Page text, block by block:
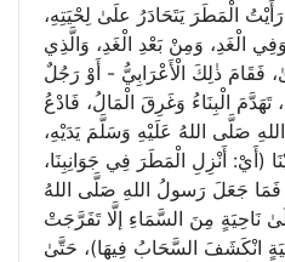
الْمَطَرَ يَتَحَادَرُ علَىٰ لِحْيَتِهِ،
الْغَدِ، وَمِنْ بَعْدِ الْغَدِ، وَالَّذِي
فَقَامَ ذٰلِكَ الْأَعْرَابِيُّ - أَوْ رَجُلٌ
الْبِنَاءُ وَغَرِقَ الْمَالُ، فَادْعُ
صَلَّى اللهُ عَلَيْهِ وَسَلَّمَ يَدَيْهِ،
(أَيْ: أَنْزِلِ الْمَطَرَ فِي جَوَانِبِنَا،
فَمَا جَعَلَ رَسولُ اللهِ صَلَّى اللهُ
نَاحِيَةٍ مِنَ السَّمَاءِ إلَّا تَفَرَّجَتْ
انْكَشَفَ السَّحَابُ فِيهَا)، حَتَّىٰ